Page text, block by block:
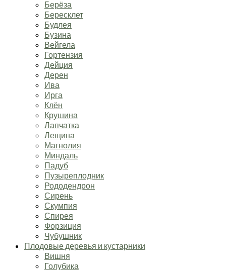
Берёза
Бересклет
Будлея
Бузина
Вейгела
Гортензия
Дейция
Дерен
Ива
Ирга
Клён
Крушина
Лапчатка
Лещина
Магнолия
Миндаль
Падуб
Пузыреплодник
Рододендрон
Сирень
Скумпия
Спирея
Форзиция
Чубушник
Плодовые деревья и кустарники
Вишня
Голубика